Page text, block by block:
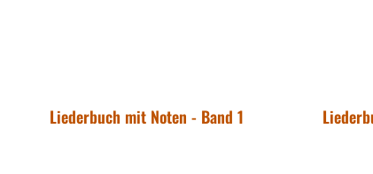
Liederbuch mit Noten - Band 1